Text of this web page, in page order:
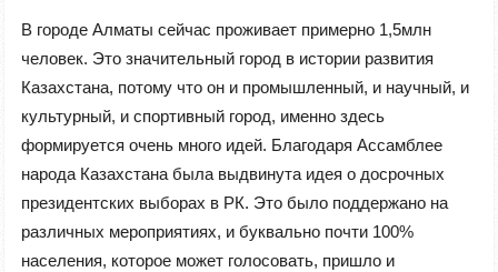
В городе Алматы сейчас проживает примерно 1,5млн
человек. Это значительный город в истории развития
Казахстана, потому что он и промышленный, и научный, и
культурный, и спортивный город, именно здесь
формируется очень много идей. Благодаря Ассамблее
народа Казахстана была выдвинута идея о досрочных
президентских выборах в РК. Это было поддержано на
различных мероприятиях, и буквально почти 100%
населения, которое может голосовать, пришло и